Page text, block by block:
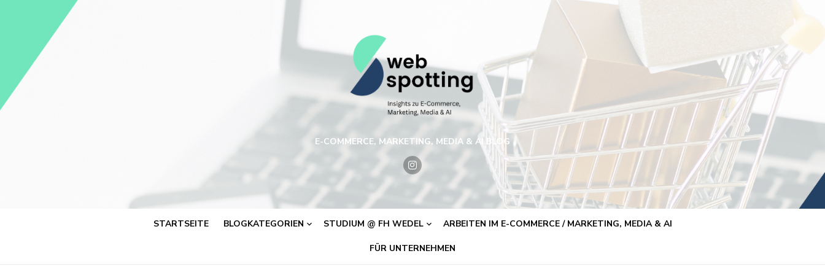
E-COMMERCE, MARKETING, MEDIA & AI BLOG
STARTSEITE BLOGKATEGORIEN STUDIUM @ FH WEDEL ARBEITEN IM E-COMMERCE / MARKETING, MEDIA & AI
FÜR UNTERNEHMEN